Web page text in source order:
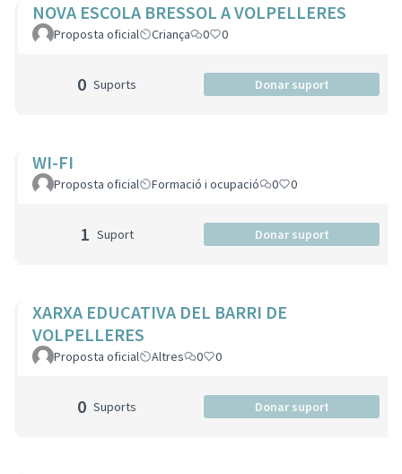
NOVA ESCOLA BRESSOL A VOLPELLERES
Proposta oficial Criança 0 0
0 Suports Donar suport
WI-FI
Proposta oficial Formació i ocupació 0 0
1 Suport Donar suport
XARXA EDUCATIVA DEL BARRI DE
VOLPELLERES
Proposta oficial Altres 0 0
0 Suports Donar suport